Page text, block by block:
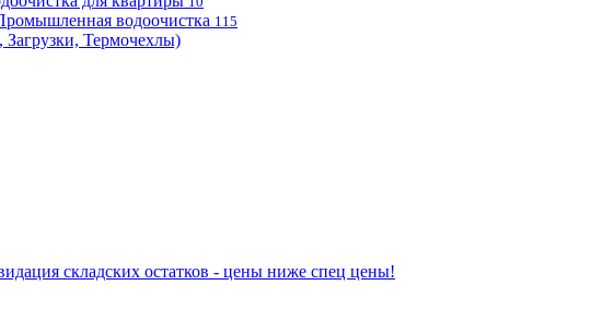
водоочистка 115
Термочехлы)
складских остатков - цены ниже спец цены!